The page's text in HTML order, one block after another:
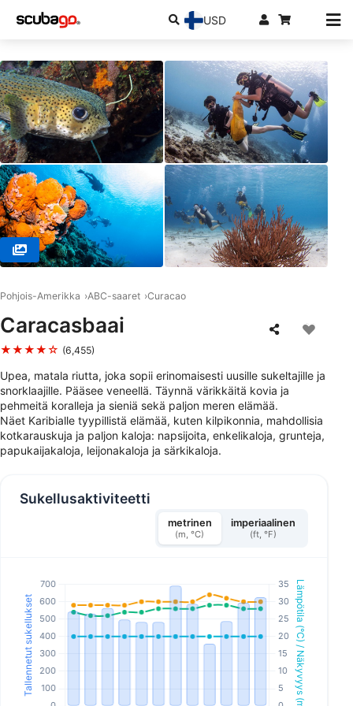
USD
Pohjois-Amerikka ABC-saaret Curacao
Caracasbaai
★★★★☆ (6,455)
Upea, matala riutta, joka sopii erinomaisesti uusille sukeltajille ja
snorklaajille. Pääsee veneellä. Täynnä värikkäitä kovia ja
pehmeitä koralleja ja sieniä sekä paljon meren elämää.
Näet Karibialle tyypillistä elämää, kuten kilpikonnia, mahdollisia
kotkarauskuja ja paljon kaloja: napsijoita, enkelikaloja, grunteja,
papukaijakaloja, leijonakaloja ja särkikaloja.
Sukellusaktiviteetti
metrinen
(m, °C)
imperiaalinen
(ft, °F)